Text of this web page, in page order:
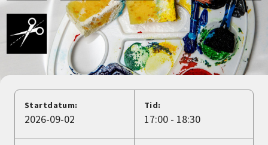
Cirkelledare
Nyheter
Lyssna
Startdatum:
2026-09-02
Tid:
17:00 - 18:30